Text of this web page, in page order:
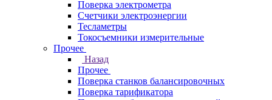
Поверка электрометра
Счетчики электроэнергии
Тесламетры
Токосъемники измерительные
Прочее
Назад
Прочее
Поверка станков балансировочных
Поверка тарификатора